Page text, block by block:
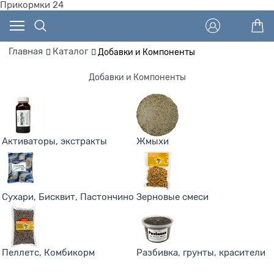
Прикормки 24
Главная Каталог Добавки и Компоненты
Добавки и Компоненты
Активаторы, экстракты Жмыхи
Сухари, Бисквит, Пастончино Зерновые смеси
Пеллетс, Комбикорм Разбивка, грунты, красители